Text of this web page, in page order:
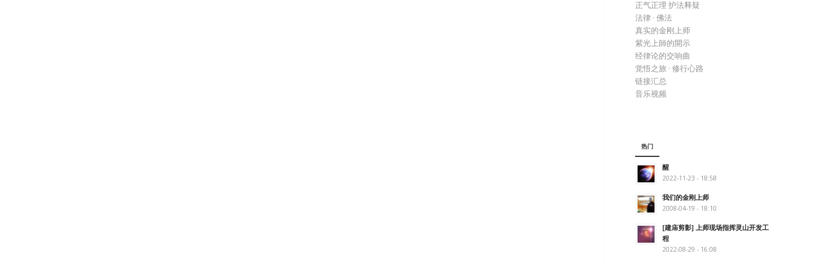
正气正理 护法释疑
法律 · 佛法
真实的金刚上师
紫光上師的開示
经律论的交响曲
觉悟之旅 · 修行心路
链接汇总
音乐视频
热门
醒
2022-11-23 - 18:58
我们的金刚上师
2008-04-19 - 18:10
[建庙剪影] 上师现场指挥灵山开发工
程
2022-08-29 - 16:08